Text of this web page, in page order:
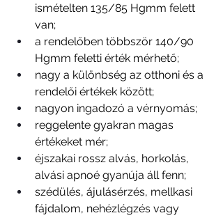
ismételten 135/85 Hgmm felett
van;
a rendelőben többször 140/90
Hgmm feletti érték mérhető;
nagy a különbség az otthoni és a
rendelői értékek között;
nagyon ingadozó a vérnyomás;
reggelente gyakran magas
értékeket mér;
éjszakai rossz alvás, horkolás,
alvási apnoé gyanúja áll fenn;
szédülés, ájulásérzés, mellkasi
fájdalom, nehézlégzés vagy